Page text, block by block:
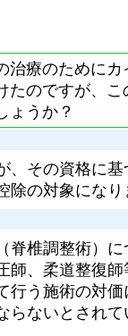
治療のために
たのですが、
ょうか？
、その資格に
除の対象になり
脊椎調整術）
師、柔道整復
行う施術の対
らないとされ